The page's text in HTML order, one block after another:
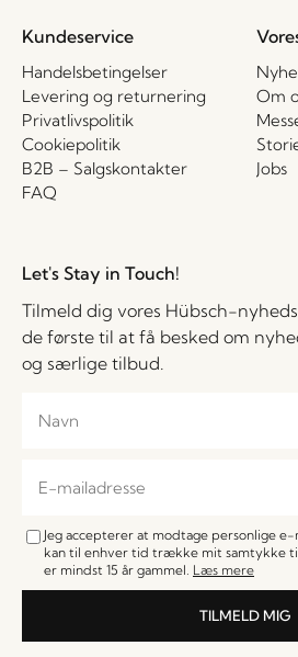
Kundeservice
Handelsbetingelser
Levering og returnering
Privatlivspolitik
Cookiepolitik
B2B – Salgskontakter
FAQ
Om
Jobs
Let's Stay in Touch!
Tilmeld dig vores Hübsch-
de første til at få besked om
og særlige tilbud.
Jeg accepterer at modtage personlige e-
kan til enhver tid trække mit samtykke
er mindst 15 år gammel. Læs mere
TILMELD MIG